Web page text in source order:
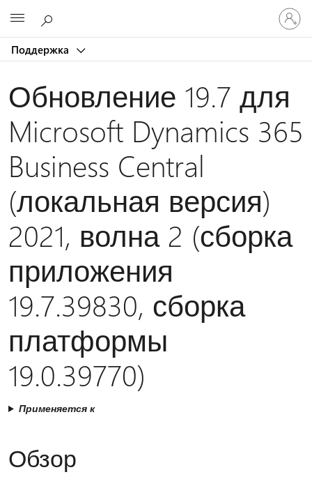
Поддержка
Обновление 19.7 для
Microsoft Dynamics 365
Business Central
(локальная версия)
2021, волна 2 (сборка
приложения
19.7.39830, сборка
платформы
19.0.39770)
Применяется к
Обзор